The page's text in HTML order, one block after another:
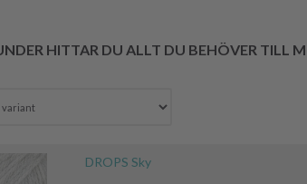
HITTAR DU ALLT DU BEHÖVER TILL
DROPS Sky